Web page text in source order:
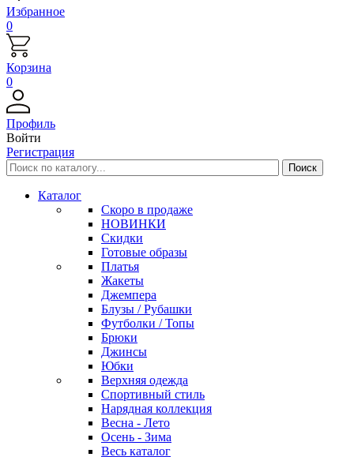
Избранное
0
Корзина
0
Профиль
Войти
Регистрация
Каталог
Скоро в продаже
НОВИНКИ
Скидки
Готовые образы
Платья
Жакеты
Джемпера
Блузы / Рубашки
Футболки / Топы
Брюки
Джинсы
Юбки
Верхняя одежда
Спортивный стиль
Нарядная коллекция
Весна - Лето
Осень - Зима
Весь каталог